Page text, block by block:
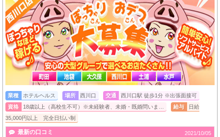
業種 ホテルヘルス 場所 西川口 交通
西川口駅 徒歩1分 ※出張面接可
資格
18歳以上（高校生不可）※未経験者、未婚・既婚問いま… 給与
日給
35,000円以上 完全日払い制
最新の口コミ 2021/10/05